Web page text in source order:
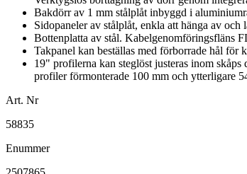
Bakdörr av 1 mm stålplåt inbyggd i
Sidopaneler av stålplåt, enkla att hänga av
Bottenplatta av stål. Kabelgenomföringsfläns
Takpanel kan beställas med förborrade hål
19" profilerna kan steglöst justeras inom
profiler förmonterade 100 mm och ytterligare
Art. Nr
58835
Enummer